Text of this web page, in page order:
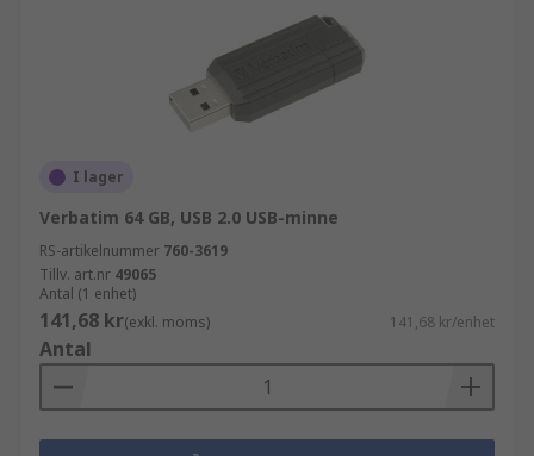
I lager
Verbatim 64 GB, USB 2.0 USB-minne
RS-artikelnummer 760-3619
Tillv. art.nr 49065
Antal (1 enhet)
141,68 kr(exkl. moms) 141,68 kr/enhet
Antal